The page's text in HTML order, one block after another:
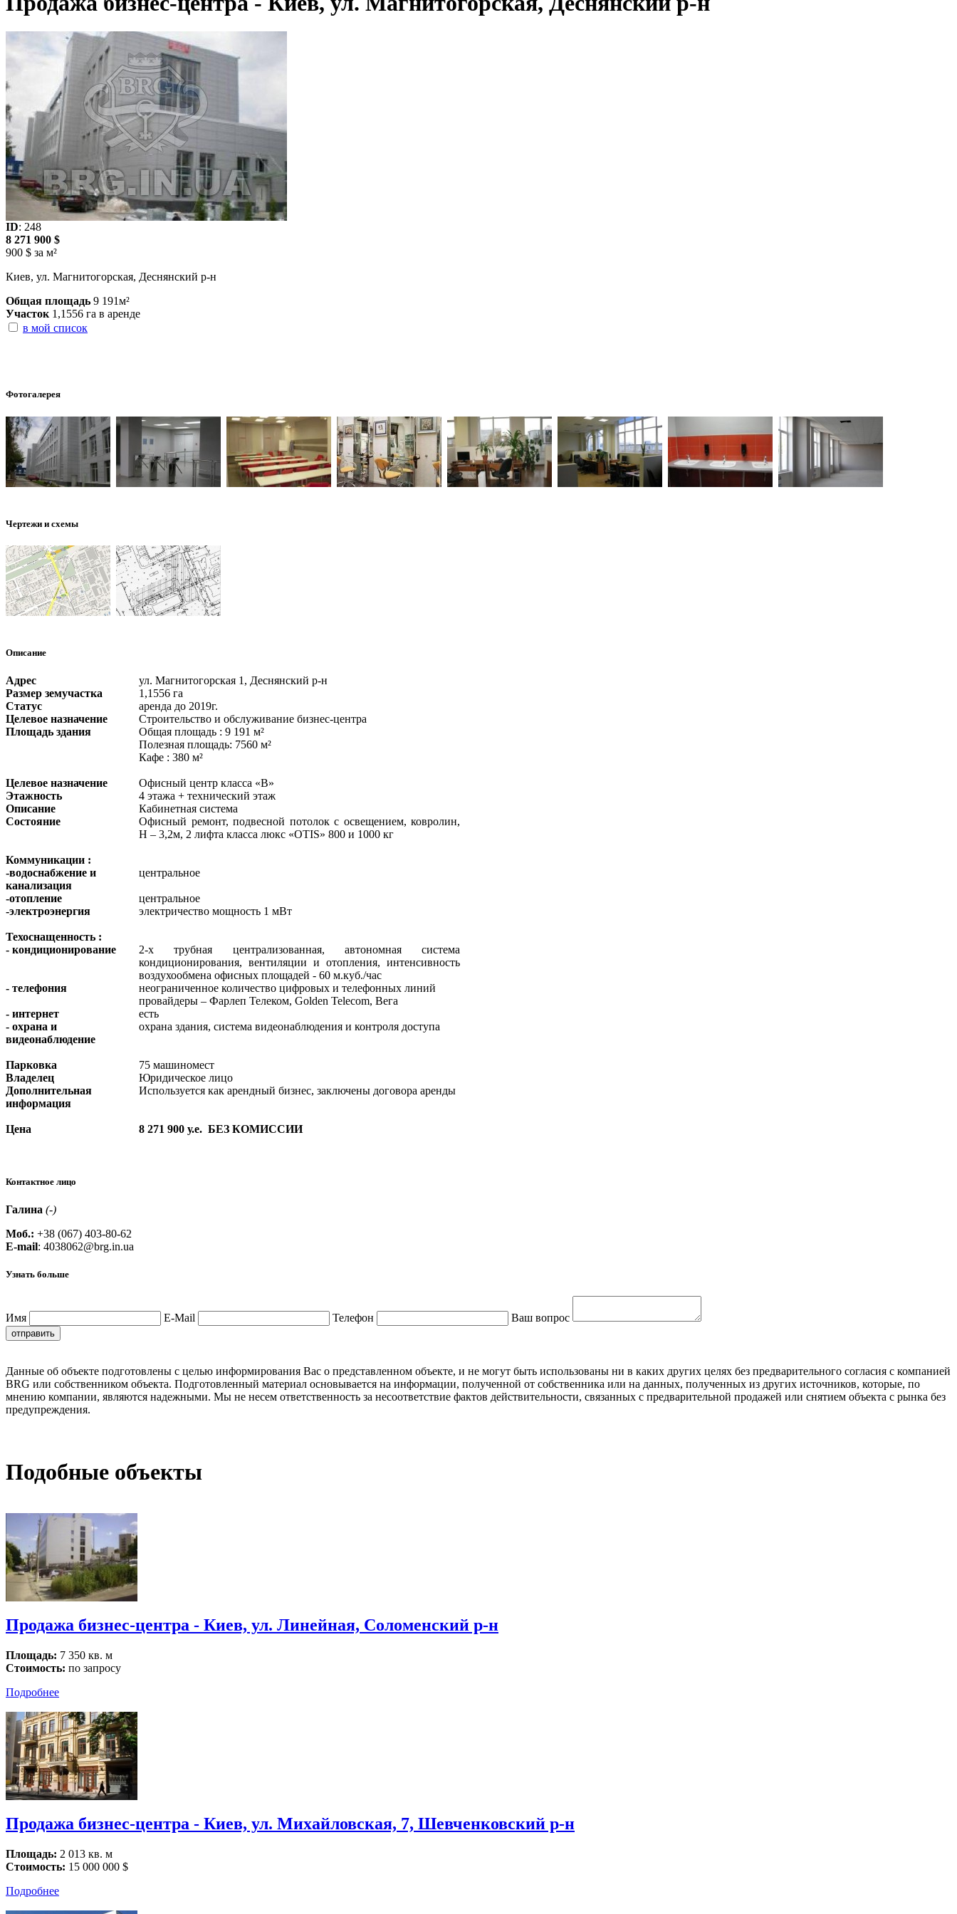
ID: 248
8 271 900 $
900 $ за м²
Киев, ул. Магнитогорская, Деснянский р-н
Общая площадь 9 191м²
Участок 1,1556 га в аренде
в мой список
Фотогалерея
Чертежи и схемы
Описание
Адрес
ул. Магнитогорская 1, Деснянский р-н
Размер земучастка
1,1556 га
Статус
аренда до 2019г.
Целевое назначение
Строительство и обслуживание бизнес-центра
Площадь здания
Общая площадь : 9 191 м²
Полезная площадь: 7560 м²
Кафе : 380 м²
Целевое назначение
Офисный центр класса «В»
Этажность
4 этажа + технический этаж
Описание
Кабинетная система
Состояние
Офисный ремонт, подвесной потолок с освещением, ковролин,
Н – 3,2м, 2 лифта класса люкс «OTIS» 800 и 1000 кг
Коммуникации :
-водоснабжение и
канализация
центральное
-отопление
центральное
-электроэнергия
электричество мощность 1 мВт
Техоснащенность :
- кондиционирование
2-х трубная централизованная, автономная система
кондиционирования, вентиляции и отопления, интенсивность
воздухообмена офисных площадей - 60 м.куб./час
- телефония
неограниченное количество цифровых и телефонных линий
провайдеры – Фарлеп Телеком, Golden Telecom, Вега
- интернет
есть
- охрана и
видеонаблюдение
охрана здания, система видеонаблюдения и контроля доступа
Парковка
75 машиномест
Владелец
Юридическое лицо
Дополнительная
информация
Используется как арендный бизнес, заключены договора аренды
Цена 8 271 900 у.е. БЕЗ КОМИССИИ
Контактное лицо
Галина (-)
Моб.: +38 (067) 403-80-62
E-mail: 4038062@brg.in.ua
Узнать больше
Имя E-Mail Телефон Ваш вопрос
Данные об объекте подготовлены с целью информирования Вас о представленном объекте, и не могут быть использованы ни в каких других целях без предварительного согласия с компанией
BRG или собственником объекта. Подготовленный материал основывается на информации, полученной от собственника или на данных, полученных из других источников, которые, по
мнению компании, являются надежными. Мы не несем ответственность за несоответствие фактов действительности, связанных с предварительной продажей или снятием объекта с рынка без
предупреждения.
Подобные объекты
Продажа бизнес-центра - Киев, ул. Линейная, Соломенский р-н
Площадь: 7 350 кв. м
Стоимость: по запросу
Подробнее
Продажа бизнес-центра - Киев, ул. Михайловская, 7, Шевченковский р-н
Площадь: 2 013 кв. м
Стоимость: 15 000 000 $
Подробнее